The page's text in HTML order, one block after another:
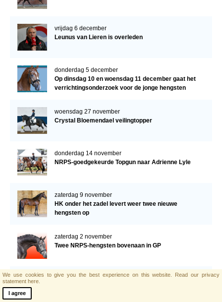
vrijdag 6 december
Leunus van Lieren is overleden
donderdag 5 december
Op dinsdag 10 en woensdag 11 december gaat het
verrichtingsonderzoek voor de jonge hengsten
woensdag 27 november
Crystal Bloemendael veilingtopper
donderdag 14 november
NRPS-goedgekeurde Topgun naar Adrienne Lyle
zaterdag 9 november
HK onder het zadel levert weer twee nieuwe
hengsten op
zaterdag 2 november
Twee NRPS-hengsten bovenaan in GP
vrijdag 1 november
We use cookies to give you the best experience on this website. Read our privacy
statement here.
I agree